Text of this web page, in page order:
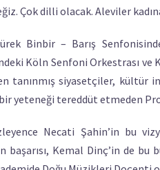
Çok dilli olacak. Aleviler
Binbir – Barış
Köln Senfoni Orkestrası ve
tanınmış siyasetçiler, kültür
yeteneği tereddüt etmeden
Necati Şahin’in bu
başarısı, Kemal Dinç’in de